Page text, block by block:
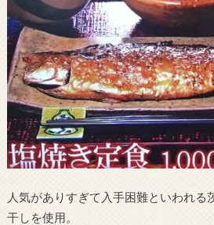
人気がありすぎて入手困難といわれる
干しを使用。